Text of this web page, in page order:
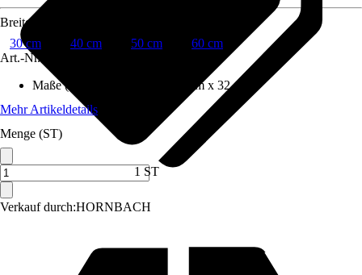
Verkauf durch:HORNBACH
Breite
30 cm
40 cm 50 cm
60 cm
Art.-Nr.
Maße (BxHxT)
30 cm x 54.8 cm x 32 cm
Mehr Artikeldetails
Menge (ST)
1 ST